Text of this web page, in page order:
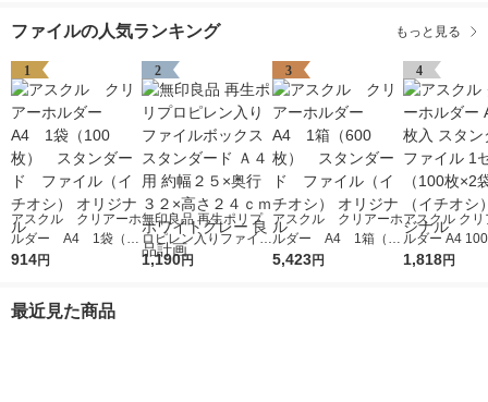
ファイルの人気ランキング もっと見る
1
アスクル クリアーホ
ルダー A4 1袋（10
0枚） スタンダー
914円
2
無印良品 再生ポリプ
ロピレン入りファイル
ボックススタンダード
1,190円
3
アスクル クリアーホ
ルダー A4 1箱（60
0枚） スタンダー
5,423円
4
アスクル ク
ルダー A4
タンダード
1,818円
最近見た商品